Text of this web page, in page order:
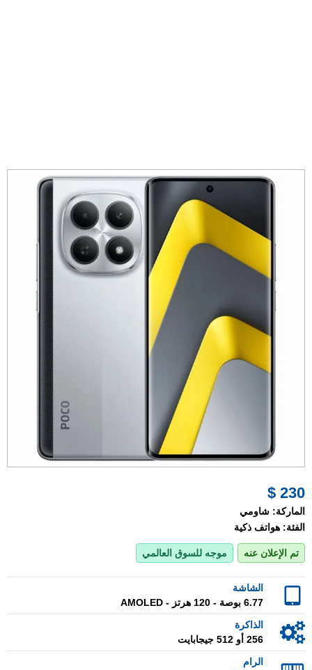
230 $
الماركة: شاومي
الفئة: هواتف ذكية
تم الإعلان عنه موجه للسوق العالمي
الشاشة
6.77 بوصة - 120 هرتز - AMOLED
الذاكرة
256 أو 512 جيجابايت
الرام